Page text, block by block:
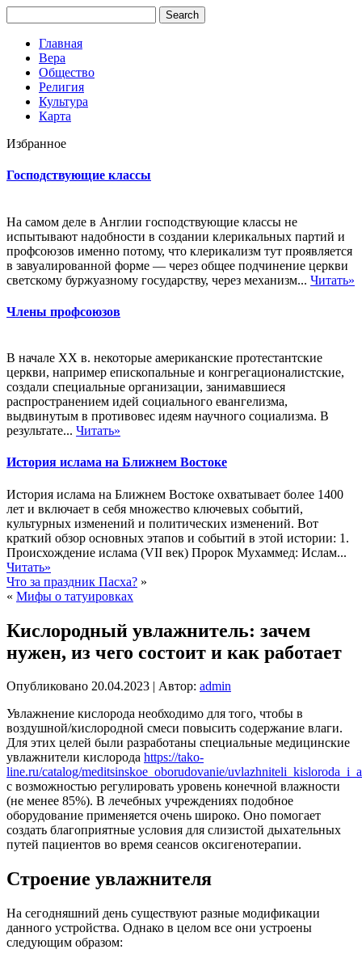
Главная
Вера
Общество
Религия
Культура
Карта
Избранное
Господствующие классы
На самом деле в Англии господствующие классы не
испытывают надобности в создании клерикальных партий и
профсоюзов именно потому, что клерикализм тут проявляется
в завуалированной форме — через общее подчинение церкви
светскому буржуазному государству, через механизм... Читать»
Члены профсоюзов
В начале XX в. некоторые американские протестантские
церкви, например епископальные и конгрегационалистские,
создали специальные организации, занимавшиеся
распространением идей социального евангелизма,
выдвинутым в противовес идеям научного социализма. В
результате... Читать»
История ислама на Ближнем Востоке
История ислама на Ближнем Востоке охватывает более 1400
лет и включает в себя множество ключевых событий,
культурных изменений и политических изменений. Вот
краткий обзор основных этапов и событий в этой истории: 1.
Происхождение ислама (VII век) Пророк Мухаммед: Ислам...
Читать»
Что за праздник Пасха? »
« Мифы о татуировках
Кислородный увлажнитель: зачем
нужен, из чего состоит и как работает
Опубликовано 20.04.2023 | Автор: admin
Увлажнение кислорода необходимо для того, чтобы в
воздушной/кислородной смеси повысить содержание влаги.
Для этих целей были разработаны специальные медицинские
увлажнители кислорода https://tako-
line.ru/catalog/meditsinskoe_oborudovanie/
с возможностью регулировать уровень конечной влажности
(не менее 85%). В лечебных учреждениях подобное
оборудование применяется очень широко. Оно помогает
создать благоприятные условия для слизистой дыхательных
путей пациентов во время сеансов оксигенотерапии.
Строение увлажнителя
На сегодняшний день существуют разные модификации
данного устройства. Однако в целом все они устроены
следующим образом: